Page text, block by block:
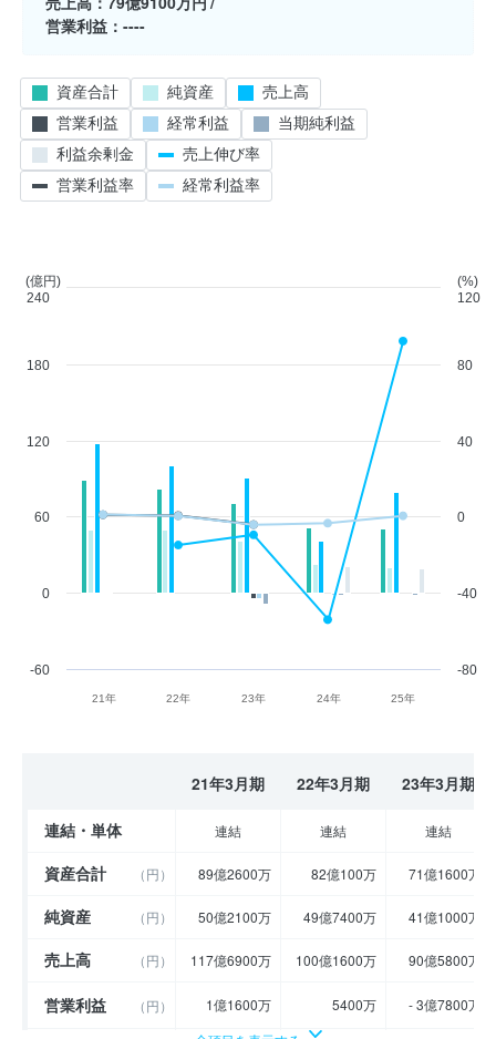
営業利益
----
21年 22年 23年 24年 25年
-60
0
60
120
180
(億円)
240
-80
-40
0
40
80
(%)
120
資産合計 純資産
売上高
営業利益
経常利益
当期純利益
利益余剰金
売上伸び率
営業利益率
経常利益率
21年3月期 22年3月期 23年3月期
連結・単体 連結 連結 連結
資産合計 （円） 89億2600万 82億100万 71億1600万
純資産 （円） 50億2100万 49億7400万 41億1000万
売上高 （円） 117億6900万 100億1600万 90億5800万
営業利益 （円） 1億1600万 5400万 - 3億7800万